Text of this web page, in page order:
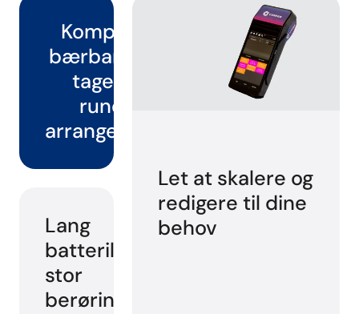
Kompakt og
bærbar: Let at
tage med
rundt til
arrangementer
Let at skalere og
redigere til dine
behov
Lang
batterilevetid og
stor
berøringsskærm